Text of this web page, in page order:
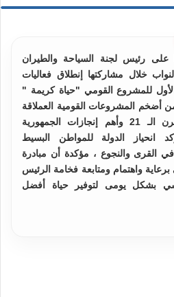
على رئيس لجنة السياحة والطيران
خلال مشاركتها إنطلاق فعاليات
الأول للمشروع القومي "حياة كريمة "
أضخم المشروعات القومية العملاقة
ويعد مشروع القرن الـ 21 وأهم إنجازات الجمهورية
انحياز الدولة للمواطن البسيط
القرى والنجوع ، مؤكدة أن مبادرة
واهتمام ومتابعة فخامة الرئيس
بشكل يومى لتوفير حياة أفضل